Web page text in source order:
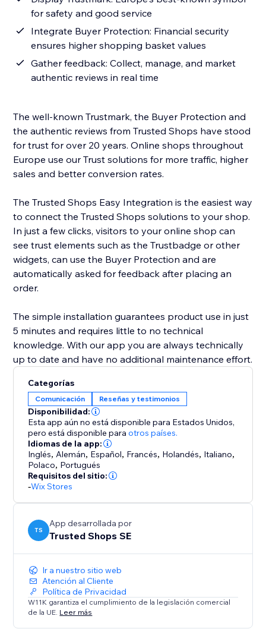
for safety and good service
Integrate Buyer Protection: Financial security
ensures higher shopping basket values
Gather feedback: Collect, manage, and market
authentic reviews in real time
The well-known Trustmark, the Buyer Protection and
the authentic reviews from Trusted Shops have stood
for trust for over 20 years. Online shops throughout
Europe use our Trust solutions for more traffic, higher
sales and better conversion rates.
The Trusted Shops Easy Integration is the easiest way
to connect the Trusted Shops solutions to your shop.
In just a few clicks, visitors to your online shop can
see trust elements such as the Trustbadge or other
widgets, can use the Buyer Protection and are
automatically asked for feedback after placing an
order.
The simple installation guarantees product use in just
5 minutes and requires little to no technical
knowledge. With our app you are always technically
up to date and have no additional maintenance effort.
Categorías
Comunicación Reseñas y testimonios
Disponibilidad:
Esta app aún no está disponible para Estados Unidos,
pero está disponible para otros países.
Idiomas de la app:
Inglés, Alemán, Español, Francés, Holandés, Italiano,
Polaco, Portugués
Requisitos del sitio:
-Wix Stores
TS
App desarrollada por
Trusted Shops SE
Ir a nuestro sitio web
Atención al Cliente
Política de Privacidad
W11K garantiza el cumplimiento de la legislación comercial
de la UE. Leer más